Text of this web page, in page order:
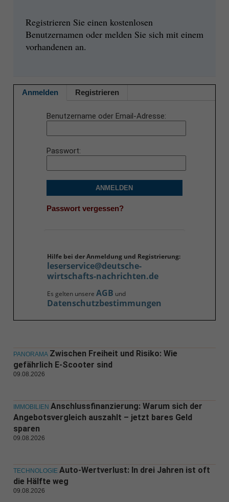
Registrieren Sie einen kostenlosen
Benutzernamen oder melden Sie sich mit einem
vorhandenen an.
Anmelden Registrieren
Benutzername oder Email-Adresse
Passwort
ANMELDEN
Passwort vergessen?
Hilfe bei der Anmeldung und Registrierung:
leserservice@deutsche-
wirtschafts-nachrichten.de
Es gelten unsere AGB und
Datenschutzbestimmungen
PANORAMA Zwischen Freiheit und Risiko: Wie
gefährlich E-Scooter sind
09.08.2026
IMMOBILIEN Anschlussfinanzierung: Warum sich der
Angebotsvergleich auszahlt – jetzt bares Geld
sparen
09.08.2026
TECHNOLOGIE Auto-Wertverlust: In drei Jahren ist oft
die Hälfte weg
09.08.2026